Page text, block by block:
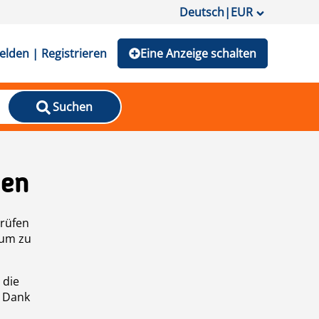
Deutsch|EUR
| Registrieren Eine Anzeige schalten
Suchen
zu
die